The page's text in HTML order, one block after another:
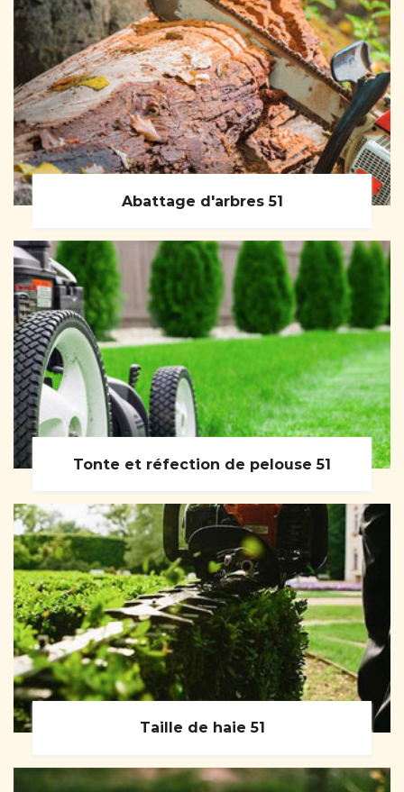
Abattage d'arbres 51
Tonte et réfection de pelouse 51
Taille de haie 51